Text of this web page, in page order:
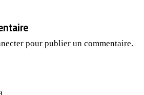
pour publier un commentaire.